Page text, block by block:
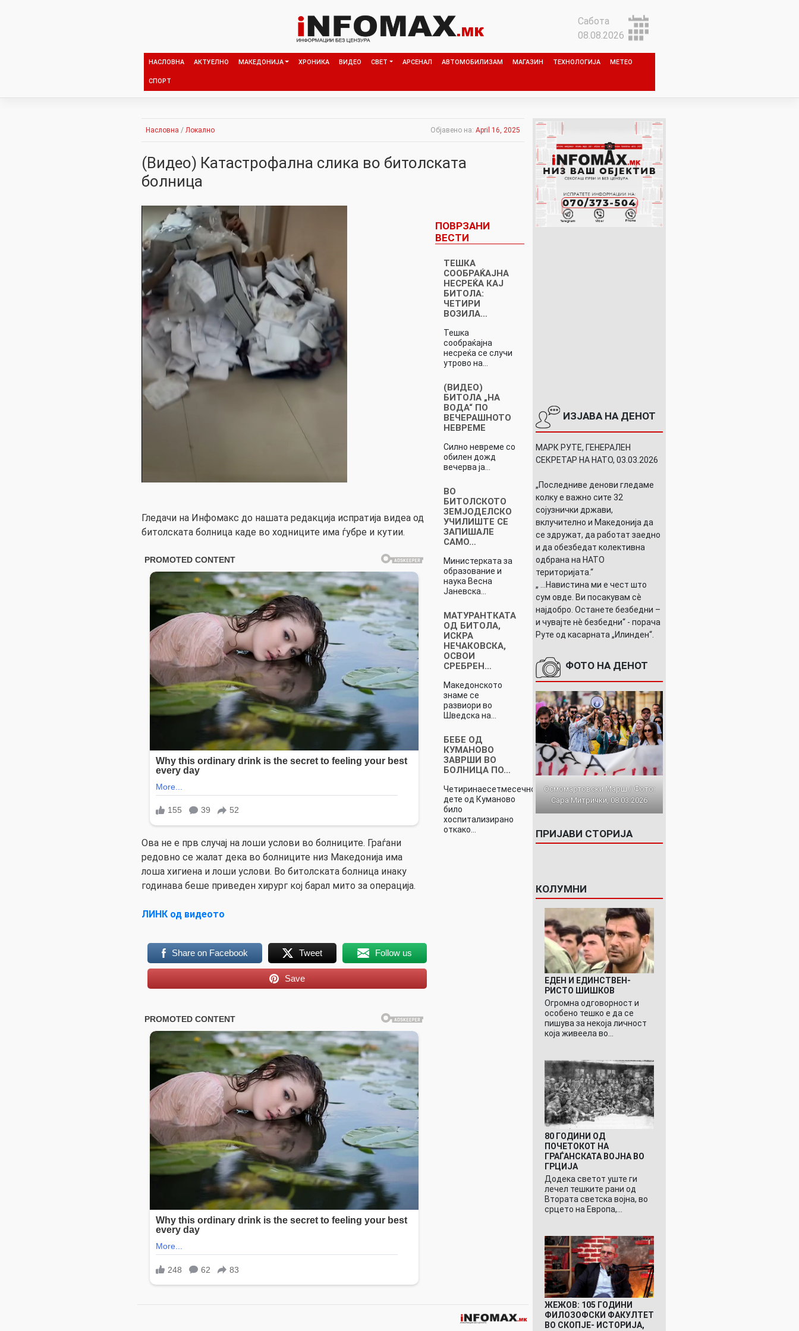
Сабота
08.08.2026
НАСЛОВНА АКТУЕЛНО МАКЕДОНИЈА ХРОНИКА ВИДЕО СВЕТ АРСЕНАЛ АВТОМОБИЛИЗАМ МАГАЗИН ТЕХНОЛОГИЈА МЕТЕО
СПОРТ
Насловна / Локално Објавено на: April 16, 2025
(Видео) Катастрофална слика во битолската
болница
Гледачи на Инфомакс до нашата редакција испратија видеа од
битолската болница каде во ходниците има ѓубре и кутии.
Ова не е прв случај на лоши услови во болниците. Граѓани
редовно се жалат дека во болниците низ Македонија има
лоша хигиена и лоши услови. Во битолската болница инаку
годинава беше приведен хирург кој барал мито за операција.
ЛИНК од видеото
Share on Facebook Tweet Follow us
Save
ПОВРЗАНИ
ВЕСТИ
ТЕШКА
СООБРАЌАЈНА
НЕСРЕЌА КАЈ
БИТОЛА:
ЧЕТИРИ
ВОЗИЛА…
Тешка
сообраќајна
несреќа се случи
утрово на…
(ВИДЕО)
БИТОЛА „НА
ВОДА“ ПО
ВЕЧЕРАШНОТО
НЕВРЕМЕ
Силно невреме со
обилен дожд
вечерва ја…
ВО
БИТОЛСКОТО
ЗЕМЈОДЕЛСКО
УЧИЛИШТЕ СЕ
ЗАПИШАЛЕ
САМО…
Министерката за
образование и
наука Весна
Јаневска…
МАТУРАНТКАТА
ОД БИТОЛА,
ИСКРА
НЕЧАКОВСКА,
ОСВОИ
СРЕБРЕН…
Македонското
знаме се
развиори во
Шведска на…
БЕБЕ ОД
КУМАНОВО
ЗАВРШИ ВО
БОЛНИЦА ПО…
Четиринаесетмесечно
дете од Куманово
било
хоспитализирано
откако…
ИЗЈАВА НА ДЕНОТ
МАРК РУТЕ, ГЕНЕРАЛЕН
СЕКРЕТАР НА НАТО, 03.03.2026
„Последниве денови гледаме
колку е важно сите 32
сојузнички држави,
вклучително и Македонија да
се здружат, да работат заедно
и да обезбедат колективна
одбрана на НАТО
територијата.“
„ ...Навистина ми е чест што
сум овде. Ви посакувам сè
најдобро. Останете безбедни –
и чувајте нè безбедни“ - порача
Руте од касарната „Илинден“.
ФОТО НА ДЕНОТ
Осмомартовски Марш / Фото:
Сара Митрички, 08.03.2026
ПРИЈАВИ СТОРИЈА
КОЛУМНИ
ЕДЕН И ЕДИНСТВЕН-
РИСТО ШИШКОВ
Огромна одговорност и
особено тешко е да се
пишува за некоја личност
која живеела во…
80 ГОДИНИ ОД
ПОЧЕТОКОТ НА
ГРАЃАНСКАТА ВОЈНА ВО
ГРЦИЈА
Додека светот уште ги
лечел тешките рани од
Втората светска војна, во
срцето на Европа,…
ЖЕЖОВ: 105 ГОДИНИ
ФИЛОЗОФСКИ ФАКУЛТЕТ
ВО СКОПЈЕ- ИСТОРИЈА,